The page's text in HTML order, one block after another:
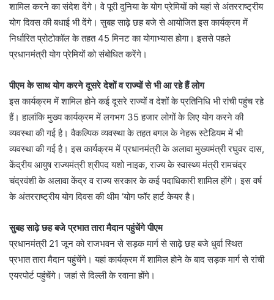
शामिल करने का संदेश देंगे। वे पूरी दुनिया के योग प्रेमियों को यहां से अंतरराष्ट्रीय
योग दिवस की बधाई भी देंगे। सुबह साढ़े छह बजे से आयोजित इस कार्यक्रम में
निर्धारित प्रोटोकॉल के तहत 45 मिनट का योगाभ्यास होगा। इससे पहले
प्रधानमंत्री योग प्रेमियों को संबोधित करेंगे।
पीएम के साथ योग करने दूसरे देशों व राज्यों से भी आ रहे हैं लोग
इस कार्यक्रम में शामिल होने कई दूसरे राज्यों व देशों के प्रतिनिधि भी रांची पहुंच रहे
हैं। हालांकि मुख्य कार्यक्रम में लगभग 35 हजार लोगों के लिए योग करने की
व्यवस्था की गई है। वैकल्पिक व्यवस्था के तहत बगल के नेहरू स्टेडियम में भी
व्यवस्था की गई है। इस कार्यक्रम में प्रधानमंत्री के अलावा मुख्यमंत्री रघुवर दास,
केंद्रीय आयुष राज्यमंत्री श्रीपद यशो नाइक, राज्य के स्वास्थ्य मंत्री रामचंद्र
चंद्रवंशी के अलावा केंद्र व राज्य सरकार के कई पदाधिकारी शामिल होंगे। इस वर्ष
के अंतरराष्ट्रीय योग दिवस की थीम ‘योग फॉर हार्ट केयर है।
सुबह साढ़े छह बजे प्रभात तारा मैदान पहुंचेंगे पीएम
प्रधानमंत्री 21 जून को राजभवन से सड़क मार्ग से साढ़े छह बजे धुर्वा स्थित
प्रभात तारा मैदान पहुंचेंगे। यहां कार्यक्रम में शामिल होने के बाद सड़क मार्ग से रांची
एयरपोर्ट पहुंचेंगे। जहां से दिल्ली के रवाना होंगे।